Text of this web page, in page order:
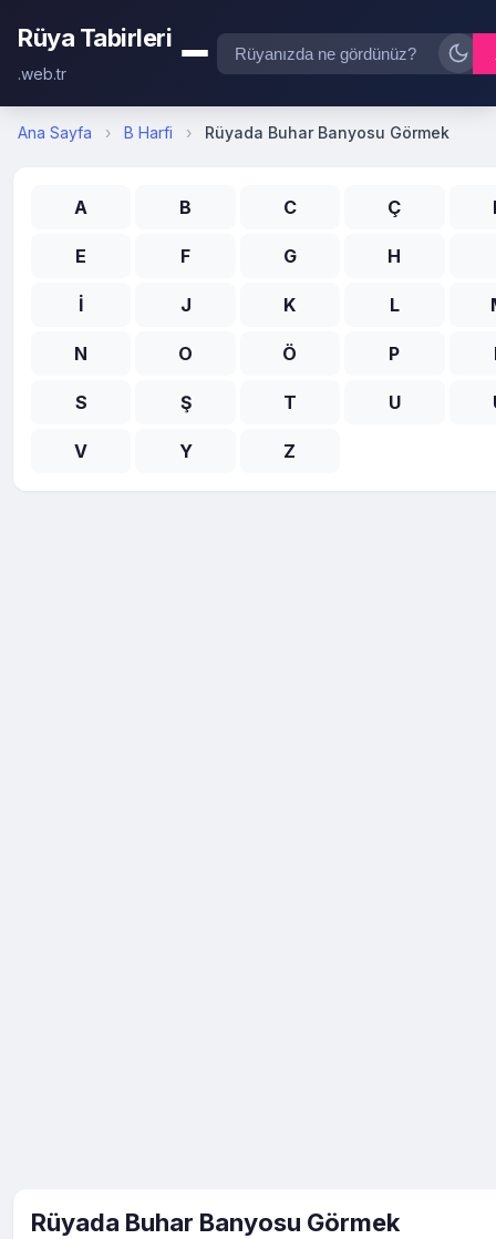
Rüya Tabirleri
.web.tr
Ana Sayfa › B Harfi › Rüyada Buhar Banyosu Görmek
A B C Ç
E F G H
İ J K L
N O Ö P
S Ş T U
V Y Z
Rüyada Buhar Banyosu Görmek